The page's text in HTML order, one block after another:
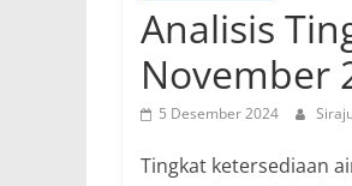
BMKG
Sumatera
Selatan
Analisis
November
5 Desember 2024
Tingkat ketersediaan